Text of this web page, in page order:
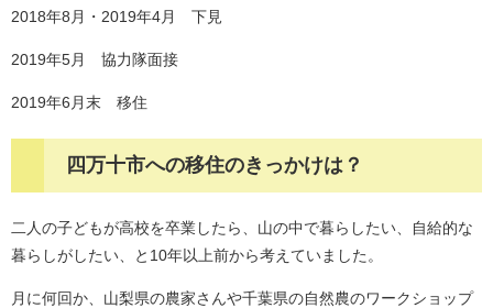
2018年8月・2019年4月 下見
2019年5月 協力隊面接
2019年6月末 移住
四万十市への移住のきっかけは？
二人の子どもが高校を卒業したら、山の中で暮らしたい、自給的な
暮らしがしたい、と10年以上前から考えていました。
月に何回か、山梨県の農家さんや千葉県の自然農のワークショップ